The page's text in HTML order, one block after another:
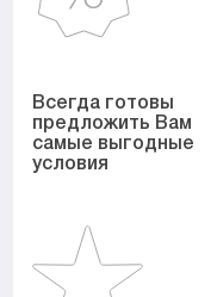
Всегда готовы
предложить Вам
самые выгодные
условия